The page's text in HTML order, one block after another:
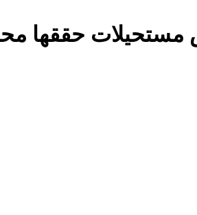
حققها محمد بن